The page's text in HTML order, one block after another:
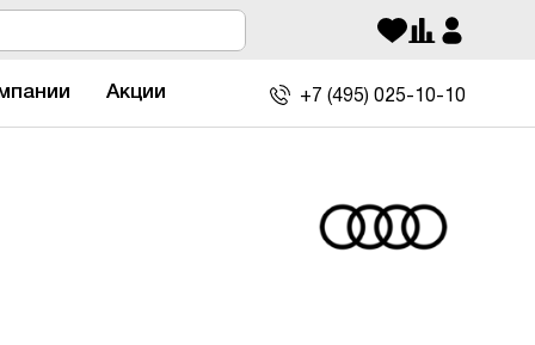
Акции +7 (495) 025-10-10